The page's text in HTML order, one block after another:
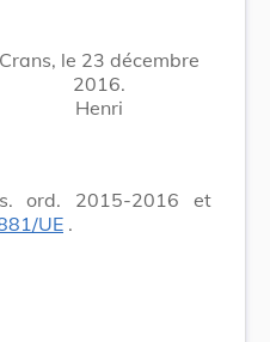
Crans, le 23 décembre
2016.
Henri
ord. 2015-2016 et
UE .